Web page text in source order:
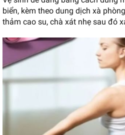
biển, kèm theo dung dịch xà
thảm cao su, chà xát nhẹ sau đó